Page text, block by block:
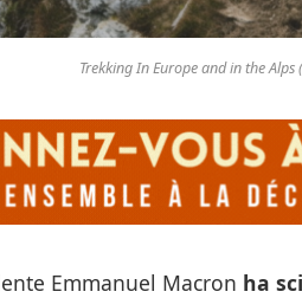
Trekking In Europe and in the Alps
Emmanuel Macron ha